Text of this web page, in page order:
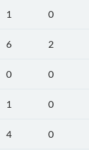
1
0
6
2
0
0
1
0
4
0